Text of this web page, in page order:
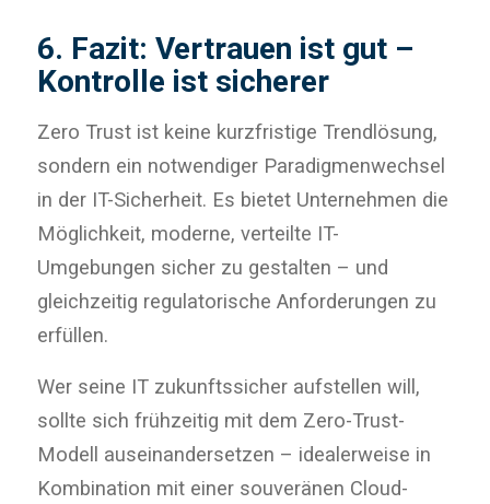
6. Fazit: Vertrauen ist gut –
Kontrolle ist sicherer
Zero Trust ist keine kurzfristige Trendlösung,
sondern ein notwendiger Paradigmenwechsel
in der IT-Sicherheit. Es bietet Unternehmen die
Möglichkeit, moderne, verteilte IT-
Umgebungen sicher zu gestalten – und
gleichzeitig regulatorische Anforderungen zu
erfüllen.
Wer seine IT zukunftssicher aufstellen will,
sollte sich frühzeitig mit dem Zero-Trust-
Modell auseinandersetzen – idealerweise in
Kombination mit einer souveränen Cloud-